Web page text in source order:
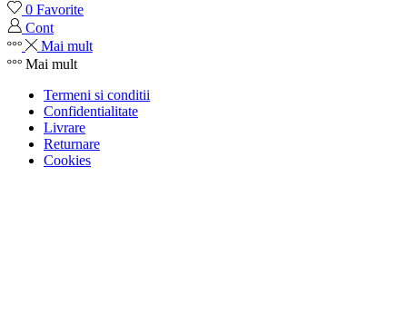
0 Favorite
Cont
Mai mult
Mai mult
Termeni si conditii
Confidentialitate
Livrare
Returnare
Cookies